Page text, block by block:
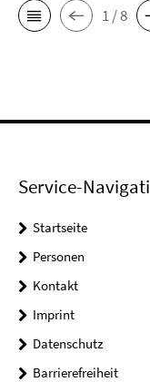
1 / 8
Service-
Startseite
Personen
Kontakt
Imprint
Datenschutz
Barrierefreiheit